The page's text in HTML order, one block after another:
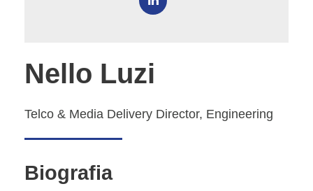
Nello Luzi
Telco & Media Delivery Director, Engineering
Biografia